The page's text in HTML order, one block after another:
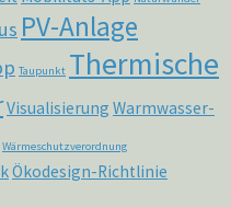
PV-Anlage
Taupunkt Thermische
Visualisierung Warmwasser-
Wärmeschutzverordnung
Ökodesign-Richtlinie